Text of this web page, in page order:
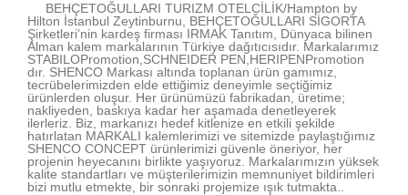
BEHÇETOĞULLARI TURIZM OTELCİLİK/Hampton by
Hilton İstanbul Zeytinburnu, BEHÇETOĞULLARI SİGORTA
Şirketleri’nin kardeş firması IRMAK Tanıtım, Dünyaca bilinen
Alman kalem markalarının Türkiye dağıtıcısıdır. Markalarımız
STABILOPromotion,SCHNEIDER PEN,HERIPENPromotion
dır. SHENCO Markası altında toplanan ürün gamımız,
tecrübelerimizden elde ettiğimiz deneyimle seçtiğimiz
ürünlerden oluşur. Her ürünümüzü fabrikadan, üretime;
nakliyeden, baskıya kadar her aşamada denetleyerek
ilerleriz. Biz, markanızı hedef kitlenize en etkili şekilde
hatırlatan MARKALI kalemlerimizi ve sitemizde paylaştığımız
SHENCO CONCEPT ürünlerimizi güvenle öneriyor, her
projenin heyecanını birlikte yaşıyoruz. Markalarımızın yüksek
kalite standartları ve müşterilerimizin memnuniyet bildirimleri
bizi mutlu etmekte, bir sonraki projemize ışık tutmakta..